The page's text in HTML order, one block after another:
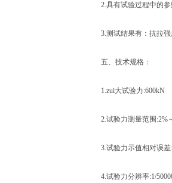
2.具有试验过程中的参
3.测试结果有：抗拉强
五、技术规格：
1.zui大试验力:600kN
2.试验力测量范围:2%
3.试验力示值相对误差
4.试验力分辨率:1/